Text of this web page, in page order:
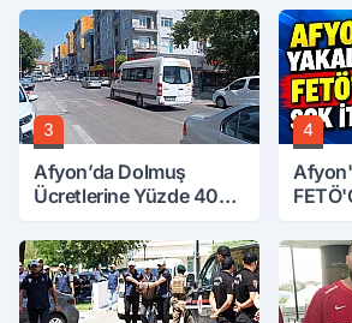
3
Afyon’da Dolmuş
Ücretlerine Yüzde 40
4